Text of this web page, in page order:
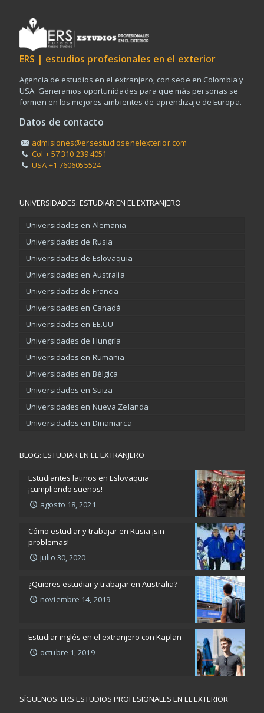
ERS | estudios profesionales en el exterior
Agencia de estudios en el extranjero, con sede en Colombia y
USA. Generamos oportunidades para que más personas se
formen en los mejores ambientes de aprendizaje de Europa.
Datos de contacto
admisiones@ersestudiosenelexterior.com
Col + 57 310 239 4051
USA +1 7606055524
UNIVERSIDADES: ESTUDIAR EN EL EXTRANJERO
Universidades en Alemania
Universidades de Rusia
Universidades de Eslovaquia
Universidades en Australia
Universidades de Francia
Universidades en Canadá
Universidades en EE.UU
Universidades de Hungría
Universidades en Rumania
Universidades en Bélgica
Universidades en Suiza
Universidades en Nueva Zelanda
Universidades en Dinamarca
BLOG: ESTUDIAR EN EL EXTRANJERO
Estudiantes latinos en Eslovaquia
¡cumpliendo sueños!
agosto 18, 2021
Cómo estudiar y trabajar en Rusia ¡sin
problemas!
julio 30, 2020
¿Quieres estudiar y trabajar en Australia?
noviembre 14, 2019
Estudiar inglés en el extranjero con Kaplan
octubre 1, 2019
SÍGUENOS: ERS ESTUDIOS PROFESIONALES EN EL EXTERIOR